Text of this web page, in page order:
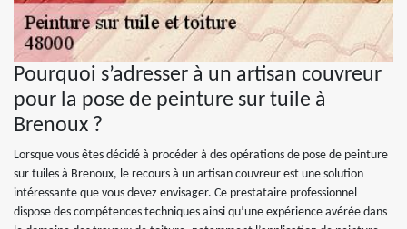
Pourquoi s’adresser à un artisan couvreur
pour la pose de peinture sur tuile à
Brenoux ?
Lorsque vous êtes décidé à procéder à des opérations de pose de peinture
sur tuiles à Brenoux, le recours à un artisan couvreur est une solution
intéressante que vous devez envisager. Ce prestataire professionnel
dispose des compétences techniques ainsi qu’une expérience avérée dans